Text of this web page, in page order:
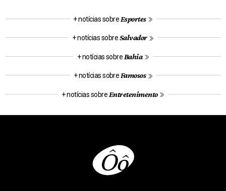
+ notícias sobre Esportes
+ notícias sobreSalvador
+ notícias sobre Bahia
+ notícias sobre Famosos
+ notícias sobre Entretenimento